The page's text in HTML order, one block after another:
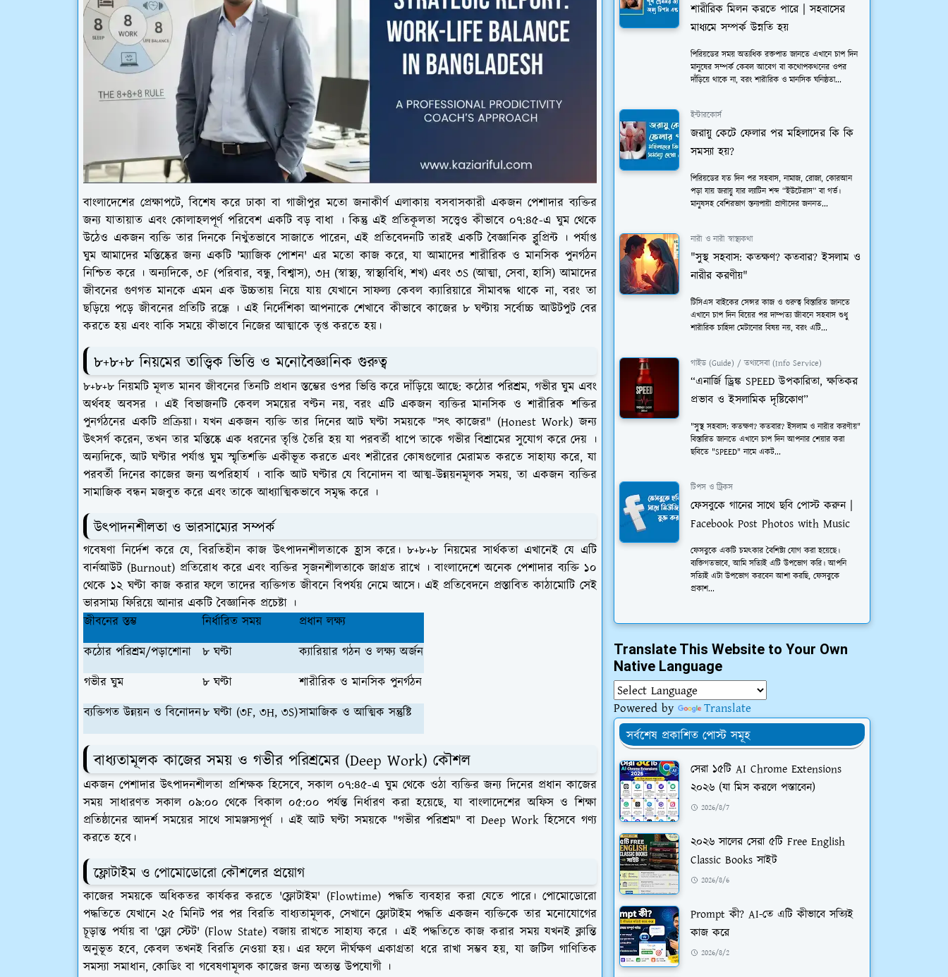
বাংলাদেশের প্রেক্ষাপটে, বিশেষ করে ঢাকা বা গাজীপুর মতো জনাকীর্ণ এলাকায় বসবাসকারী একজন পেশাদার ব্যক্তির
জন্য যাতায়াত এবং কোলাহলপূর্ণ পরিবেশ একটি বড় বাধা । কিন্তু এই প্রতিকূলতা সত্ত্বেও কীভাবে ০৭:৪৫-এ ঘুম থেকে
উঠেও একজন ব্যক্তি তার দিনকে নিখুঁতভাবে সাজাতে পারেন, এই প্রতিবেদনটি তারই একটি বৈজ্ঞানিক ব্লুপ্রিন্ট । পর্যাপ্ত
ঘুম আমাদের মস্তিষ্কের জন্য একটি 'ম্যাজিক পোশন' এর মতো কাজ করে, যা আমাদের শারীরিক ও মানসিক পুনর্গঠন
নিশ্চিত করে । অন্যদিকে, ৩F (পরিবার, বন্ধু, বিশ্বাস), ৩H (স্বাস্থ্য, স্বাস্থ্যবিধি, শখ) এবং ৩S (আত্মা, সেবা, হাসি) আমাদের
জীবনের গুণগত মানকে এমন এক উচ্চতায় নিয়ে যায় যেখানে সাফল্য কেবল ক্যারিয়ারে সীমাবদ্ধ থাকে না, বরং তা
ছড়িয়ে পড়ে জীবনের প্রতিটি রন্ধ্রে । এই নির্দেশিকা আপনাকে শেখাবে কীভাবে কাজের ৮ ঘণ্টায় সর্বোচ্চ আউটপুট বের
করতে হয় এবং বাকি সময়ে কীভাবে নিজের আত্মাকে তৃপ্ত করতে হয়।
৮+৮+৮ নিয়মের তাত্ত্বিক ভিত্তি ও মনোবৈজ্ঞানিক গুরুত্ব
৮+৮+৮ নিয়মটি মূলত মানব জীবনের তিনটি প্রধান স্তম্ভের ওপর ভিত্তি করে দাঁড়িয়ে আছে: কঠোর পরিশ্রম, গভীর ঘুম এবং
অর্থবহ অবসর । এই বিভাজনটি কেবল সময়ের বণ্টন নয়, বরং এটি একজন ব্যক্তির মানসিক ও শারীরিক শক্তির
পুনর্গঠনের একটি প্রক্রিয়া। যখন একজন ব্যক্তি তার দিনের আট ঘণ্টা সময়কে "সৎ কাজের" (Honest Work) জন্য
উৎসর্গ করেন, তখন তার মস্তিষ্কে এক ধরনের তৃপ্তি তৈরি হয় যা পরবর্তী ধাপে তাকে গভীর বিশ্রামের সুযোগ করে দেয় ।
অন্যদিকে, আট ঘণ্টার পর্যাপ্ত ঘুম স্মৃতিশক্তি একীভূত করতে এবং শরীরের কোষগুলোর মেরামত করতে সাহায্য করে, যা
পরবর্তী দিনের কাজের জন্য অপরিহার্য । বাকি আট ঘণ্টার যে বিনোদন বা আত্ম-উন্নয়নমূলক সময়, তা একজন ব্যক্তির
সামাজিক বন্ধন মজবুত করে এবং তাকে আধ্যাত্মিকভাবে সমৃদ্ধ করে ।
​উৎপাদনশীলতা ও ভারসাম্যের সম্পর্ক
​গবেষণা নির্দেশ করে যে, বিরতিহীন কাজ উৎপাদনশীলতাকে হ্রাস করে। ৮+৮+৮ নিয়মের সার্থকতা এখানেই যে এটি
বার্নআউট (Burnout) প্রতিরোধ করে এবং ব্যক্তির সৃজনশীলতাকে জাগ্রত রাখে । বাংলাদেশে অনেক পেশাদার ব্যক্তি ১০
থেকে ১২ ঘণ্টা কাজ করার ফলে তাদের ব্যক্তিগত জীবনে বিপর্যয় নেমে আসে। এই প্রতিবেদনে প্রস্তাবিত কাঠামোটি সেই
ভারসাম্য ফিরিয়ে আনার একটি বৈজ্ঞানিক প্রচেষ্টা ।
জীবনের স্তম্ভ
নির্ধারিত সময়
প্রধান লক্ষ্য
কঠোর পরিশ্রম/পড়াশোনা
৮ ঘণ্টা
ক্যারিয়ার গঠন ও লক্ষ্য অর্জন
গভীর ঘুম
৮ ঘণ্টা
শারীরিক ও মানসিক পুনর্গঠন
ব্যক্তিগত উন্নয়ন ও বিনোদন৮ ঘণ্টা (৩F, ৩H, ৩S)সামাজিক ও আত্মিক সন্তুষ্টি
বাধ্যতামূলক কাজের সময় ও গভীর পরিশ্রমের (Deep Work) কৌশল
​একজন পেশাদার উৎপাদনশীলতা প্রশিক্ষক হিসেবে, সকাল ০৭:৪৫-এ ঘুম থেকে ওঠা ব্যক্তির জন্য দিনের প্রধান কাজের
সময় সাধারণত সকাল ০৯:০০ থেকে বিকাল ০৫:০০ পর্যন্ত নির্ধারণ করা হয়েছে, যা বাংলাদেশের অফিস ও শিক্ষা
প্রতিষ্ঠানের আদর্শ সময়ের সাথে সামঞ্জস্যপূর্ণ । এই আট ঘণ্টা সময়কে "গভীর পরিশ্রম" বা Deep Work হিসেবে গণ্য
করতে হবে।
​ফ্লোটাইম ও পোমোডোরো কৌশলের প্রয়োগ
​কাজের সময়কে অধিকতর কার্যকর করতে 'ফ্লোটাইম' (Flowtime) পদ্ধতি ব্যবহার করা যেতে পারে। পোমোডোরো
পদ্ধতিতে যেখানে ২৫ মিনিট পর পর বিরতি বাধ্যতামূলক, সেখানে ফ্লোটাইম পদ্ধতি একজন ব্যক্তিকে তার মনোযোগের
চূড়ান্ত পর্যায় বা 'ফ্লো স্টেট' (Flow State) বজায় রাখতে সাহায্য করে । এই পদ্ধতিতে কাজ করার সময় যখনই ক্লান্তি
অনুভূত হবে, কেবল তখনই বিরতি নেওয়া হয়। এর ফলে দীর্ঘক্ষণ একাগ্রতা ধরে রাখা সম্ভব হয়, যা জটিল গাণিতিক
সমস্যা সমাধান, কোডিং বা গবেষণামূলক কাজের জন্য অত্যন্ত উপযোগী ।
শারীরিক মিলন করতে পারে | সহবাসের
মাধ্যমে সম্পর্ক উন্নতি হয়
পিরিয়ডের সময় অত্যধিক রক্তপাত জানতে এখানে চাপ দিন
মানুষের সম্পর্ক কেবল আবেগ বা কথোপকথনের ওপর
দাঁড়িয়ে থাকে না, বরং শারীরিক ও মানসিক ঘনিষ্ঠতা...
ইন্টারকোর্স
জরায়ু কেটে ফেলার পর মহিলাদের কি কি
সমস্যা হয়?
পিরিয়ডের যত দিন পর সহবাস, নামাজ, রোজা, কোরআন
পড়া যায় জরায়ু যার ল্যাটিন শব্দ “ইউটেরাস” বা গর্ভ।
মানুষসহ বেশিরভাগ স্তন্যপায়ী প্রাণীদের জননত...
নারী ও নারী স্বাস্থ্যকথা
"সুস্থ সহবাস: কতক্ষণ? কতবার? ইসলাম ও
নারীর করণীয়"
টিসিএস বাইকের সেন্সর কাজ ও গুরুত্ব বিস্তারিত জানতে
এখানে চাপ দিন বিয়ের পর দাম্পত্য জীবনে সহবাস শুধু
শারীরিক চাহিদা মেটানোর বিষয় নয়, বরং এটি...
গাইড (Guide) / তথ্যসেবা (Info Service)
“এনার্জি ড্রিঙ্ক SPEED উপকারিতা, ক্ষতিকর
প্রভাব ও ইসলামিক দৃষ্টিকোণ”
"সুস্থ সহবাস: কতক্ষণ? কতবার? ইসলাম ও নারীর করণীয়"
বিস্তারিত জানতে এখানে চাপ দিন আপনার শেয়ার করা
ছবিতে "SPEED" নামে একট...
টিপস ও ট্রিকস
ফেসবুকে গানের সাথে ছবি পোস্ট করুন |
Facebook Post Photos with Music
ফেসবুকে একটি চমত্কার বৈশিষ্ট্য যোগ করা হয়েছে।
ব্যক্তিগতভাবে, আমি সত্যিই এটি উপভোগ করি। আপনি
সত্যিই এটা উপভোগ করবেন আশা করছি, ফেসবুকে
প্রকাশ...
Translate This Website to Your Own
Native Language
Powered by
Translate
সর্বশেষ প্রকাশিত পোস্ট সমূহ
সেরা ১৫টি AI Chrome Extensions
২০২৬ (যা মিস করলে পস্তাবেন)
2026/8/7
২০২৬ সালের সেরা ৫টি Free English
Classic Books সাইট
2026/8/6
Prompt কী? AI-তে এটি কীভাবে সত্যিই
কাজ করে
2026/8/2